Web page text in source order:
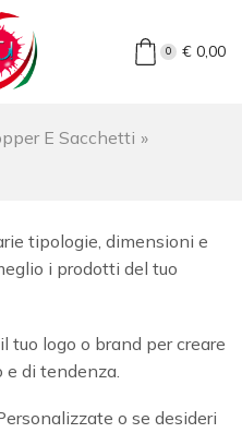
0 €0,00
E Sacchetti »
tipologie, dimensioni e
i prodotti del tuo
tuo logo o brand per creare
di tendenza.
o se desideri